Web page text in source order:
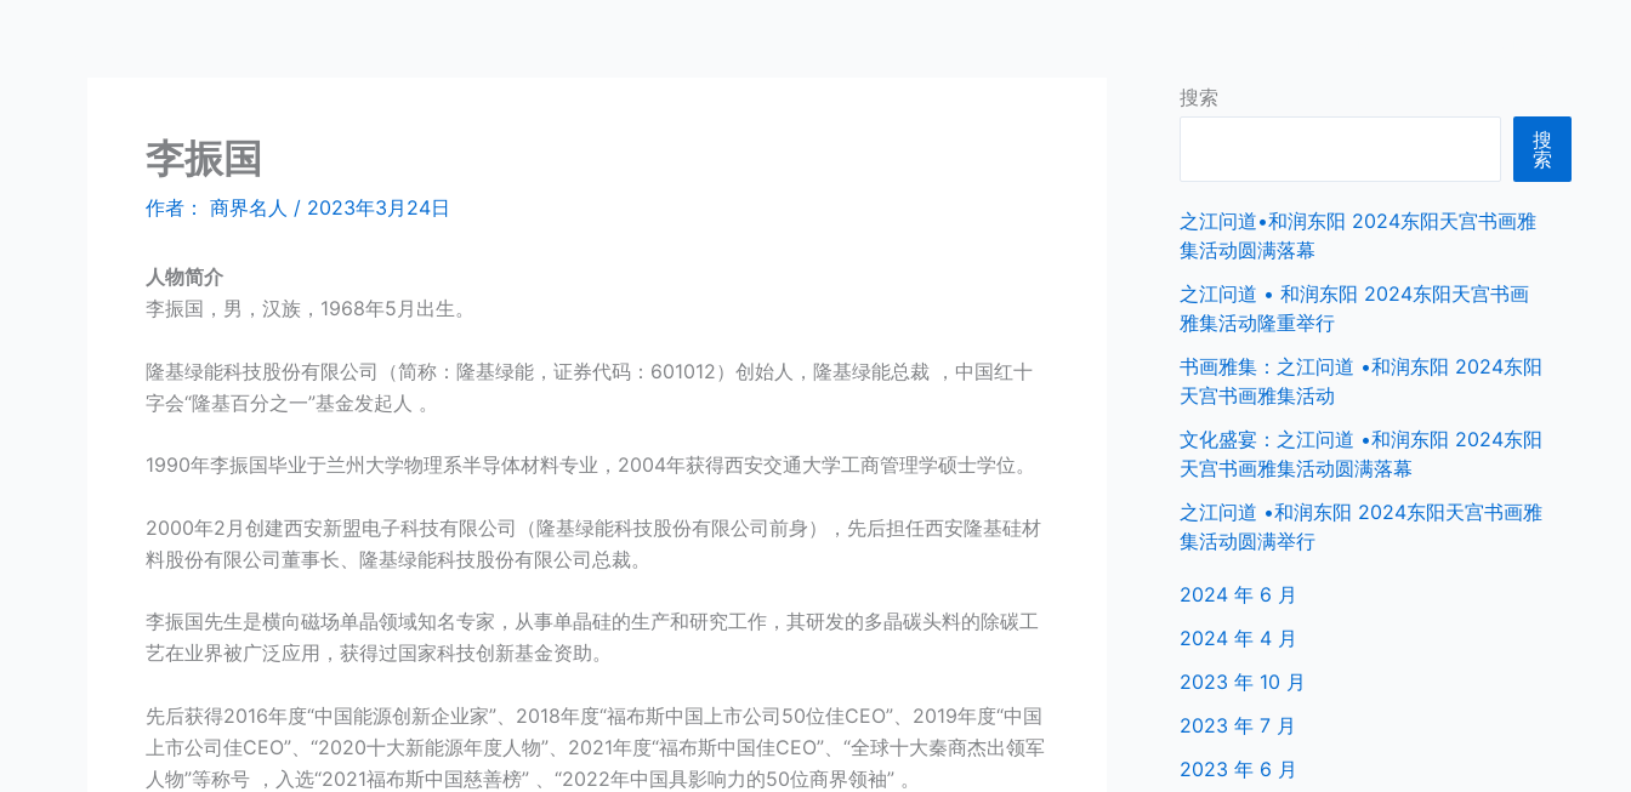
李振国
作者： 商界名人 / 2023年3月24日
人物简介
李振国，男，汉族，1968年5月出生。
隆基绿能科技股份有限公司（简称：隆基绿能，证券代码：601012）创始人，隆基绿能总裁 ，中国红十
字会“隆基百分之一”基金发起人 。
1990年李振国毕业于兰州大学物理系半导体材料专业，2004年获得西安交通大学工商管理学硕士学位。
2000年2月创建西安新盟电子科技有限公司（隆基绿能科技股份有限公司前身），先后担任西安隆基硅材
料股份有限公司董事长、隆基绿能科技股份有限公司总裁。
李振国先生是横向磁场单晶领域知名专家，从事单晶硅的生产和研究工作，其研发的多晶碳头料的除碳工
艺在业界被广泛应用，获得过国家科技创新基金资助。
先后获得2016年度“中国能源创新企业家”、2018年度“福布斯中国上市公司50位佳CEO”、2019年度“中国
上市公司佳CEO”、“2020十大新能源年度人物”、2021年度“福布斯中国佳CEO”、“全球十大秦商杰出领军
人物”等称号 ，入选“2021福布斯中国慈善榜” 、“2022年中国具影响力的50位商界领袖” 。
搜索
搜
索
之江问道•和润东阳 2024东阳天宫书画雅
集活动圆满落幕
之江问道 • 和润东阳 2024东阳天宫书画
雅集活动隆重举行
书画雅集：之江问道 •和润东阳 2024东阳
天宫书画雅集活动
文化盛宴：之江问道 •和润东阳 2024东阳
天宫书画雅集活动圆满落幕
之江问道 •和润东阳 2024东阳天宫书画雅
集活动圆满举行
2024 年 6 月
2024 年 4 月
2023 年 10 月
2023 年 7 月
2023 年 6 月